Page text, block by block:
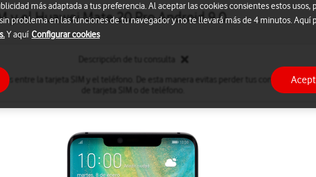
y el Huawei Mate 20 Pro Android 9.0
entre la tarjeta SIM y el teléfono. De esta manera evitas perder tus contactos
más adaptada a tus preferencia. Al aceptar las cookies consientes estos usos,
problema en las funciones de tu navegador y no te llevará más de 4 minutos. Aquí
Y aquí Configurar cookies